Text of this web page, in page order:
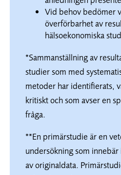
Vid behov bedömer
överförbarhet av
hälsoekonomiska
*Sammanställning av
studier som med
metoder har identifierats,
kritiskt och som avser en
fråga.
**En primärstudie är en
undersökning som
av originaldata.